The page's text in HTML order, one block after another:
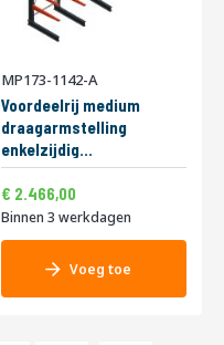
MP173-1142-A
Voordeelrij medium
draagarmstelling
enkelzijdig
3000x5000x1000mm
(hxbxd) 5 niveaus
275/arm
Speciale
prijs
2.466,00
Binnen 3 werkdagen
Voeg toe